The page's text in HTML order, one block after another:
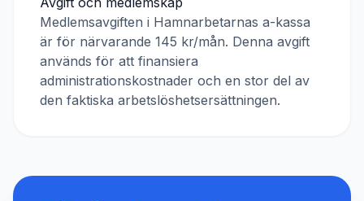
Medlemsavgiften i Hamnarbetarnas a-kassa
är för närvarande 145 kr/mån. Denna avgift
används för att finansiera
administrationskostnader och en stor del av
den faktiska arbetslöshetsersättningen.